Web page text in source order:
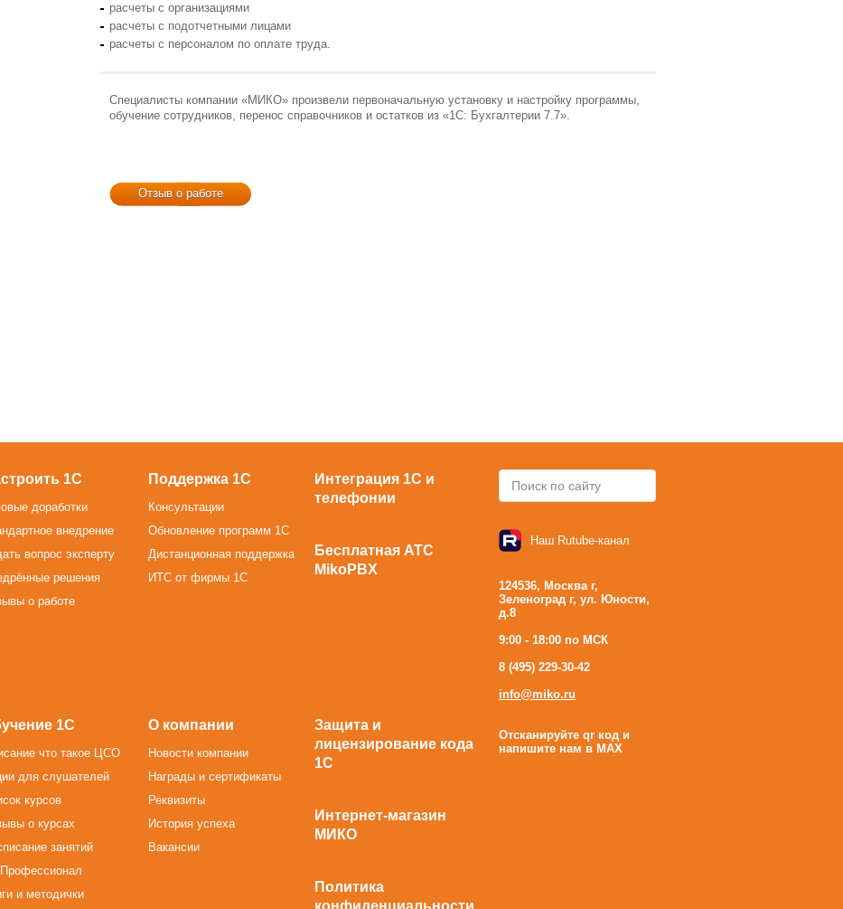
расчеты с организациями
расчеты с подотчетными лицами
расчеты с персоналом по оплате труда.
Специалисты компании «МИКО» произвели первоначальную установку и настройку программы,
обучение сотрудников, перенос справочников и остатков из «1С: Бухгалтерии 7.7».
Отзыв о работе
1С
доработки
внедрение
вопрос эксперту
решения
о работе
Поддержка 1С
Консультации
Обновление программ 1С
Дистанционная поддержка
ИТС от фирмы 1С
Интеграция 1С и
телефонии
Бесплатная АТС
MikoPBX
1С
что такое ЦСО
для слушателей
курсов
о курсах
занятий
и методички
О компании
Новости компании
Награды и сертификаты
Реквизиты
История успеха
Вакансии
Защита и
лицензирование кода
1С
Интернет-магазин
МИКО
Политика
конфиденциальности
Наш Rutube-канал
124536, Москва г,
Зеленоград г, ул. Юности,
д.8
9:00 - 18:00 по МСК
8 (495) 229-30-42
info@miko.ru
Отсканируйте qr код и
напишите нам в MAX